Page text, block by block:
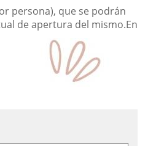
persona), que se podrán
de apertura del mismo.En